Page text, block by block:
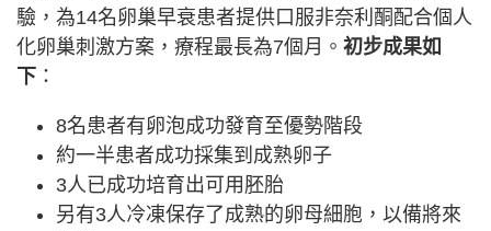
驗，為14名卵巢早衰患者提供口服非奈利酮配合個人
化卵巢刺激方案，療程最長為7個月。 初步成果如
下 ：
8名患者有卵泡成功發育至優勢階段
約一半患者成功採集到成熟卵子
3人已成功培育出可用胚胎
另有3人冷凍保存了成熟的卵母細胞，以備將來